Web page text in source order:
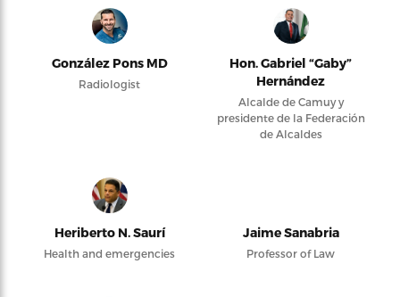
González Pons MD
Radiologist
Hon. Gabriel “Gaby”
Hernández
Alcalde de Camuy y
presidente de la Federación
de Alcaldes
Heriberto N. Saurí
Health and emergencies
Jaime Sanabria
Professor of Law